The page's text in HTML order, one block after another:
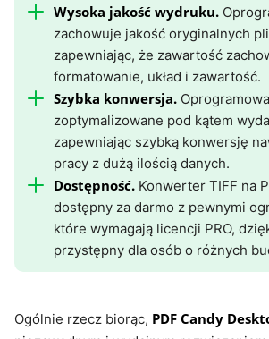
Wysoka jakość wydruku.
zachowuje jakość oryginalnych
zapewniając, że zawartość
formatowanie, układ i zawartość.
Szybka konwersja.
zoptymalizowane pod kątem
zapewniając szybką konwersję
pracy z dużą ilością danych.
Dostępność. Konwerter TIFF na
dostępny za darmo z pewnymi
które wymagają licencji PRO,
przystępny dla osób o różnych
Ogólnie rzecz biorąc, PDF Candy